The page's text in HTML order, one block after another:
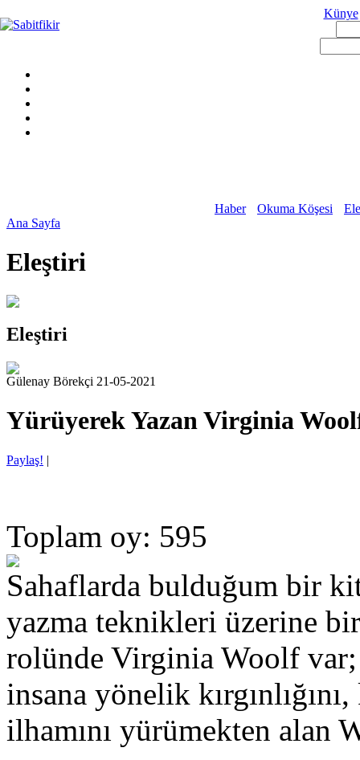
Künye
Haber Okuma Köşesi
Ana Sayfa
Eleştiri
Eleştiri
Gülenay Börekçi 21-05-2021
Yürüyerek Yazan Virginia
Paylaş! |
Toplam oy: 595
Sahaflarda bulduğum bir
yazma teknikleri üzerine
rolünde Virginia Woolf var;
insana yönelik
ilhamını yürümekten alan